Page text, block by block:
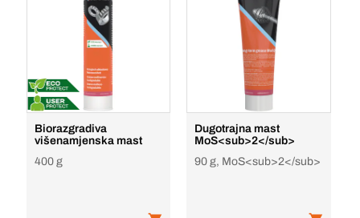
Biorazgradiva
višenamjenska mast
400 g
Dugotrajna mast
MoS<sub>2</sub>
90 g, MoS<sub>2</sub>